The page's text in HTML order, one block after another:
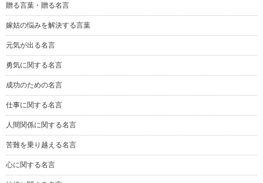
贈る言葉・贈る名言
嫁姑の悩みを解決する言葉
元気が出る名言
勇気に関する名言
成功のための名言
仕事に関する名言
人間関係に関する名言
苦難を乗り越える名言
心に関する名言